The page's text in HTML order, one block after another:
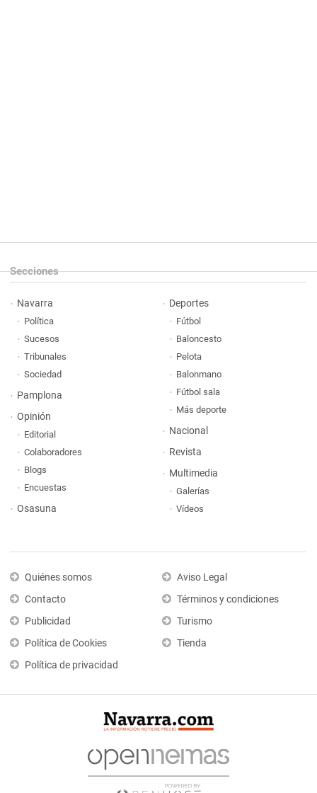
Secciones
Navarra
Política
Sucesos
Tribunales
Sociedad
Pamplona
Opinión
Editorial
Colaboradores
Blogs
Encuestas
Osasuna
Deportes
Fútbol
Baloncesto
Pelota
Balonmano
Fútbol sala
Más deporte
Nacional
Revista
Multimedia
Galerías
Vídeos
Quiénes somos
Contacto
Publicidad
Política de Cookies
Política de privacidad
Aviso Legal
Términos y condiciones
Turismo
Tienda